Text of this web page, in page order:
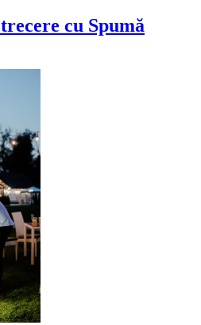
cu Spumă